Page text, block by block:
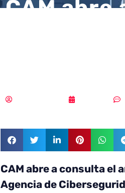
CAM abre
CAM abre a consulta el
Agencia de